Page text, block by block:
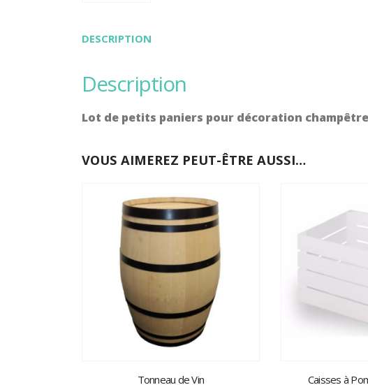
DESCRIPTION
description
Lot de petits paniers pour décoration
VOUS AIMEREZ PEUT-ÊTRE AUSSI…
Tonneau de Vin Caisses à